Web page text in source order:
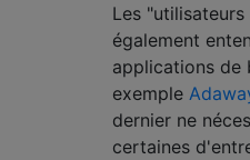
Les
également
applications de
exemple
dernier ne
certaines